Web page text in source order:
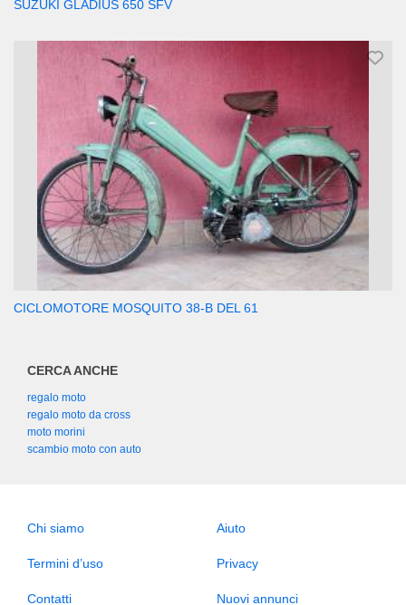
SUZUKI GLADIUS 650 SFV
CICLOMOTORE MOSQUITO 38-B DEL 61
CERCA ANCHE
regalo moto
regalo moto da cross
moto morini
scambio moto con auto
Chi siamo Aiuto
Termini d’uso Privacy
Contatti Nuovi annunci